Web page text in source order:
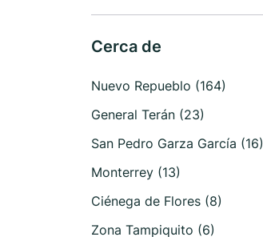
Cerca de
Nuevo Repueblo (164)
General Terán (23)
San Pedro Garza García (16)
Monterrey (13)
Ciénega de Flores (8)
Zona Tampiquito (6)